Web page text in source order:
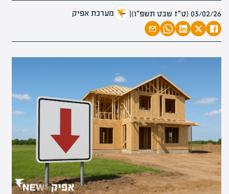
03/02/26 (ט״ז שבט תשפ״ו) | מערכת אפיק